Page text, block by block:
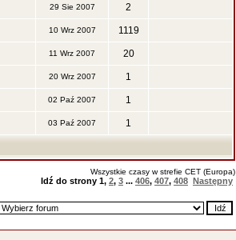
29 Sie 2007 2
10 Wrz 2007 1119
11 Wrz 2007 20
20 Wrz 2007 1
02 Paź 2007 1
03 Paź 2007 1
Wszystkie czasy w strefie CET (Europa)
Idź do strony 1, 2, 3 ... 406, 407, 408 Następny